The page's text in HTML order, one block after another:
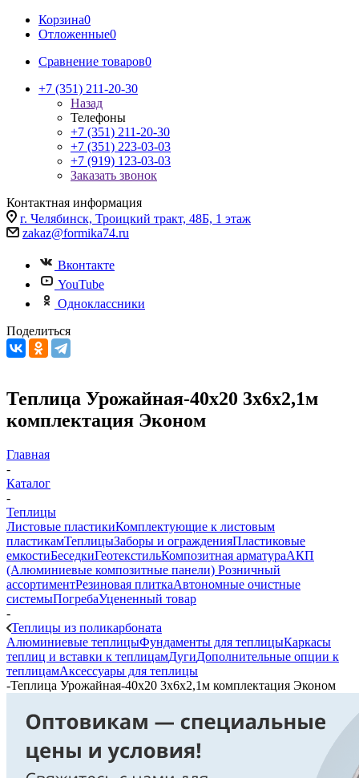
Корзина0
Отложенные0
Сравнение товаров0
+7 (351) 211-20-30
Назад
Телефоны
+7 (351) 211-20-30
+7 (351) 223-03-03
+7 (919) 123-03-03
Заказать звонок
Контактная информация
г. Челябинск, Троицкий тракт, 48Б, 1 этаж
zakaz@formika74.ru
Вконтакте
YouTube
Одноклассники
Поделиться
Теплица Урожайная-40х20 3х6х2,1м
комплектация Эконом
Главная
-
Каталог
-
Теплицы
Листовые пластикиКомплектующие к листовым
пластикамТеплицыЗаборы и огражденияПластиковые
емкостиБеседкиГеотекстильКомпозитная арматураАКП
(Алюминиевые композитные панели) Розничный
ассортиментРезиновая плиткаАвтономные очистные
системыПогребаУцененный товар
-
Теплицы из поликарбоната
Алюминиевые теплицыФундаменты для теплицыКаркасы
теплиц и вставки к теплицамДугиДополнительные опции к
теплицамАксессуары для теплицы
-Теплица Урожайная-40х20 3х6х2,1м комплектация Эконом